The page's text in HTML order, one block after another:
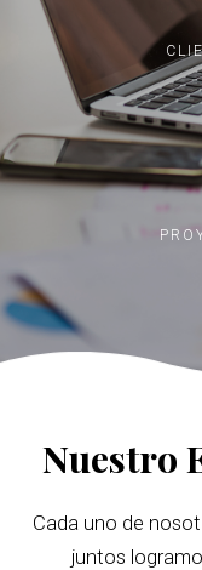
Nuestro
Cada uno de
juntos